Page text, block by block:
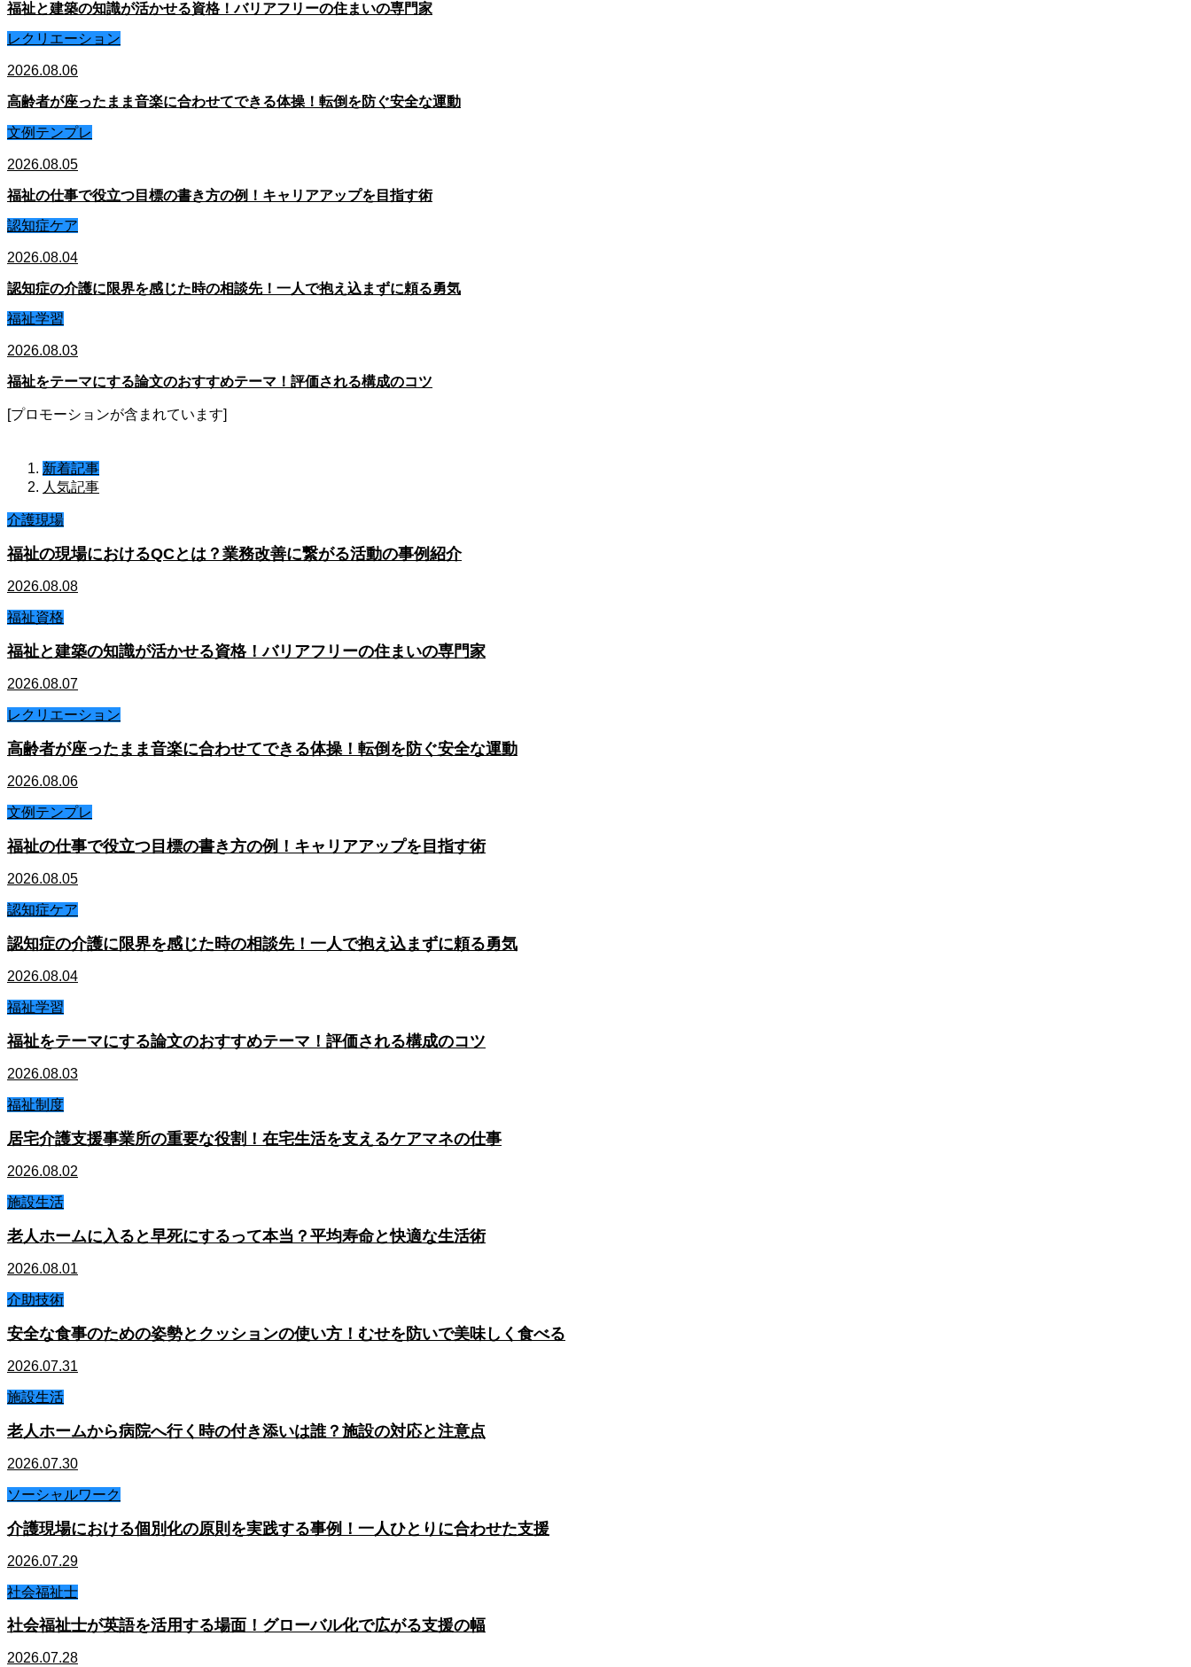
福祉と建築の知識が活かせる資格！バリアフリーの住まいの専門家
レクリエーション
2026.08.06
高齢者が座ったまま音楽に合わせてできる体操！転倒を防ぐ安全な運動
文例テンプレ
2026.08.05
福祉の仕事で役立つ目標の書き方の例！キャリアアップを目指す術
認知症ケア
2026.08.04
認知症の介護に限界を感じた時の相談先！一人で抱え込まずに頼る勇気
福祉学習
2026.08.03
福祉をテーマにする論文のおすすめテーマ！評価される構成のコツ
[プロモーションが含まれています]
新着記事
人気記事
介護現場
福祉の現場におけるQCとは？業務改善に繋がる活動の事例紹介
2026.08.08
福祉資格
福祉と建築の知識が活かせる資格！バリアフリーの住まいの専門家
2026.08.07
レクリエーション
高齢者が座ったまま音楽に合わせてできる体操！転倒を防ぐ安全な運動
2026.08.06
文例テンプレ
福祉の仕事で役立つ目標の書き方の例！キャリアアップを目指す術
2026.08.05
認知症ケア
認知症の介護に限界を感じた時の相談先！一人で抱え込まずに頼る勇気
2026.08.04
福祉学習
福祉をテーマにする論文のおすすめテーマ！評価される構成のコツ
2026.08.03
福祉制度
居宅介護支援事業所の重要な役割！在宅生活を支えるケアマネの仕事
2026.08.02
施設生活
老人ホームに入ると早死にするって本当？平均寿命と快適な生活術
2026.08.01
介助技術
安全な食事のための姿勢とクッションの使い方！むせを防いで美味しく食べる
2026.07.31
施設生活
老人ホームから病院へ行く時の付き添いは誰？施設の対応と注意点
2026.07.30
ソーシャルワーク
介護現場における個別化の原則を実践する事例！一人ひとりに合わせた支援
2026.07.29
社会福祉士
社会福祉士が英語を活用する場面！グローバル化で広がる支援の幅
2026.07.28